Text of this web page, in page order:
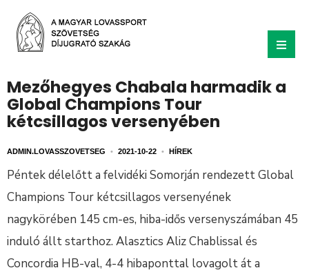
Mezőhegyes Chabala harmadik a
Global Champions Tour
kétcsillagos versenyében
ADMIN.LOVASSZOVETSEG • 2021-10-22 • HÍREK
Péntek délelőtt a felvidéki Somorján rendezett Global
Champions Tour kétcsillagos versenyének
nagykörében 145 cm-es, hiba-idős versenyszámában 45
induló állt starthoz. Alasztics Aliz Chablissal és
Concordia HB-val, 4-4 hibaponttal lovagolt át a